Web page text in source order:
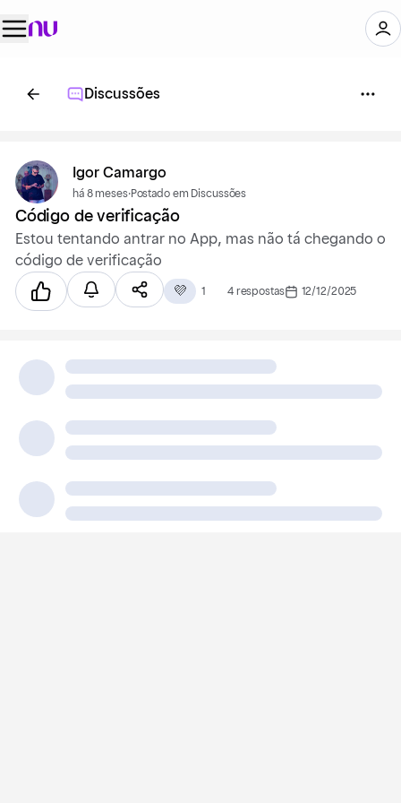
Discussões
Igor Camargo
há 8 meses·Postado em Discussões
Código de verificação
Estou tentando antrar no App, mas não tá chegando o
código de verificação
💜 1 4 respostas 12/12/2025